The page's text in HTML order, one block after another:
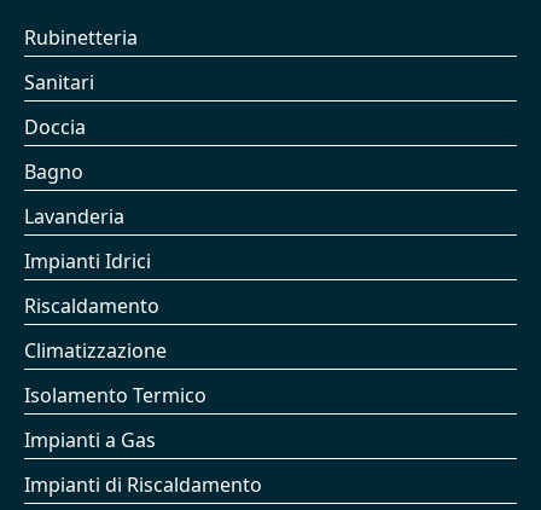
Rubinetteria
Sanitari
Doccia
Bagno
Lavanderia
Impianti Idrici
Riscaldamento
Climatizzazione
Isolamento Termico
Impianti a Gas
Impianti di Riscaldamento